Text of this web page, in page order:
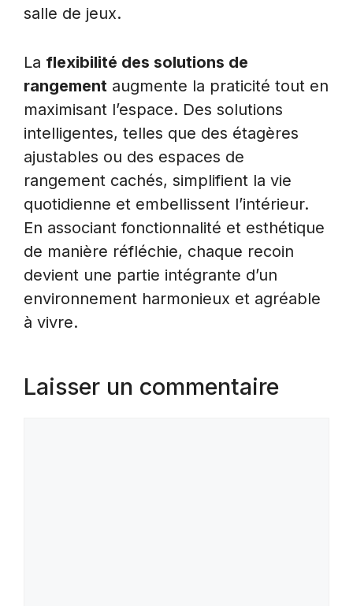
salle de jeux.
La flexibilité des solutions de
rangement augmente la praticité tout en
maximisant l’espace. Des solutions
intelligentes, telles que des étagères
ajustables ou des espaces de
rangement cachés, simplifient la vie
quotidienne et embellissent l’intérieur.
En associant fonctionnalité et esthétique
de manière réfléchie, chaque recoin
devient une partie intégrante d’un
environnement harmonieux et agréable
à vivre.
Laisser un commentaire